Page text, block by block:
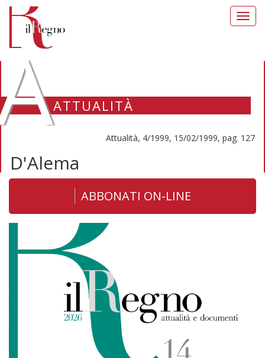
ATTUALITÀ
Attualità, 4/1999, 15/02/1999, pag. 127
D'Alema
ABBONATI ON-LINE